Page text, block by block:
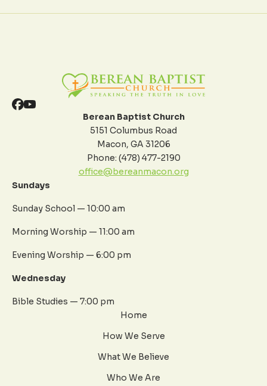
Berean Baptist Church
5151 Columbus Road
Macon, GA 31206
Phone: (478) 477-2190
office@bereanmacon.org
Sundays
Sunday School — 10:00 am
Morning Worship — 11:00 am
Evening Worship — 6:00 pm
Wednesday
Bible Studies — 7:00 pm
Home
How We Serve
What We Believe
Who We Are